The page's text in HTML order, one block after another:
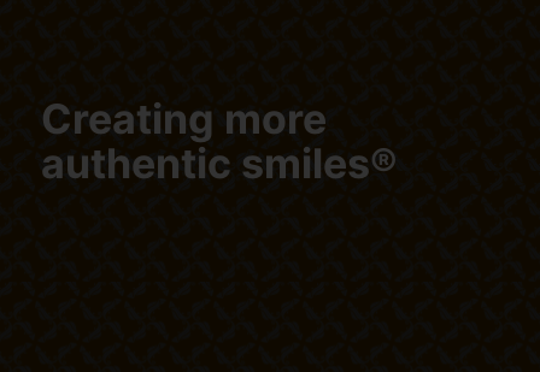
Creating more
authentic smiles®